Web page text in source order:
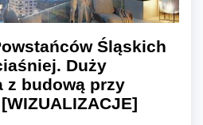
Śląskich
Duży
z budową przy